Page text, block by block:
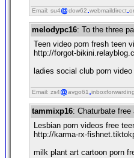
Email: su4 dow62 webmaildirect
melodypc16: To the three
Teen video porn fresh teen
http://forgot-
ladies social club porn
Email: zs4 avgo61 inboxforwarding
tammixp16: Chaturbate
Lesbian porn videos free
http://karma-rx-
milk plant art cartoon porn